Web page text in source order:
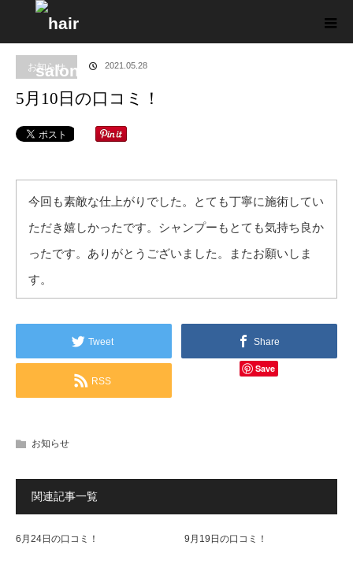
ホーム
ブログ
お知らせ 2021.05.28
5月10日の口コミ！
今回も素敵な仕上がりでした。とても丁寧に施術してい
ただき嬉しかったです。シャンプーもとても気持ち良か
ったです。ありがとうございました。またお願いしま
す。
Tweet Share
RSS
Save
お知らせ
関連記事一覧
6月24日の口コミ！ 9月19日の口コミ！